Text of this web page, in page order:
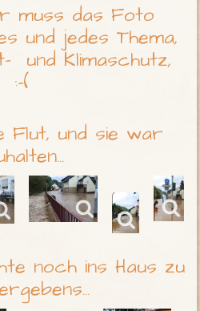
muss das Foto
und jedes Thema,
und Klimaschutz,
:-(
Flut, und sie war
noch ins Haus zu